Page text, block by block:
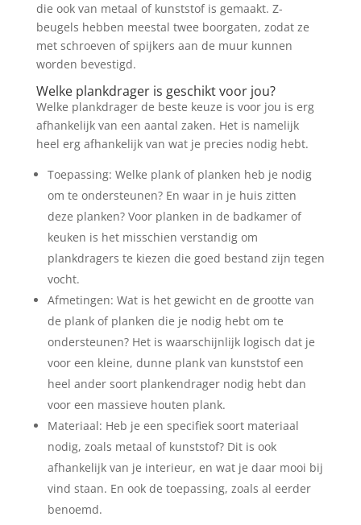
die ook van metaal of kunststof is gemaakt. Z-
beugels hebben meestal twee boorgaten, zodat ze
met schroeven of spijkers aan de muur kunnen
worden bevestigd.
Welke plankdrager is geschikt voor jou?
Welke plankdrager de beste keuze is voor jou is erg
afhankelijk van een aantal zaken. Het is namelijk
heel erg afhankelijk van wat je precies nodig hebt.
Toepassing: Welke plank of planken heb je nodig
om te ondersteunen? En waar in je huis zitten
deze planken? Voor planken in de badkamer of
keuken is het misschien verstandig om
plankdragers te kiezen die goed bestand zijn tegen
vocht.
Afmetingen: Wat is het gewicht en de grootte van
de plank of planken die je nodig hebt om te
ondersteunen? Het is waarschijnlijk logisch dat je
voor een kleine, dunne plank van kunststof een
heel ander soort plankendrager nodig hebt dan
voor een massieve houten plank.
Materiaal: Heb je een specifiek soort materiaal
nodig, zoals metaal of kunststof? Dit is ook
afhankelijk van je interieur, en wat je daar mooi bij
vind staan. En ook de toepassing, zoals al eerder
benoemd.